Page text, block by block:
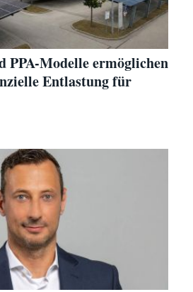
PPA-Modelle ermöglichen
Entlastung für